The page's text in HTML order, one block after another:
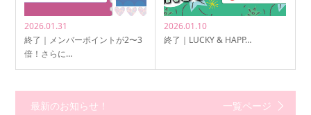
2026.01.31
終了｜メンバーポイントが2〜3
倍！さらに…
2026.01.10
終了｜LUCKY & HAPP…
最新のお知らせ！ 一覧ページ